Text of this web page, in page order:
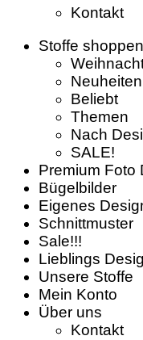
Kontakt
Stoffe shoppen
Neuheiten
Beliebt
Themen
Nach
SALE!
Premium Foto
Bügelbilder
Eigenes
Schnittmuster
Sale!!!
Lieblings
Unsere Stoffe
Mein Konto
Über uns
Kontakt